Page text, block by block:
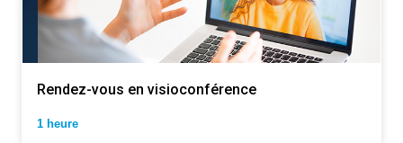
Rendez-vous en visioconférence
1 heure